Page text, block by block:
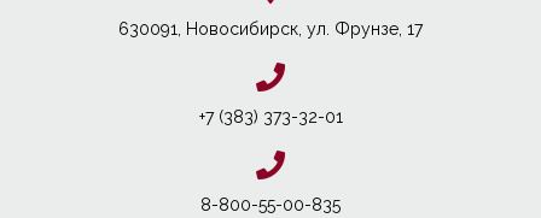
630091, Новосибирcк, ул. Фрунзе, 17
+7 (383) 373-32-01
8-800-55-00-835